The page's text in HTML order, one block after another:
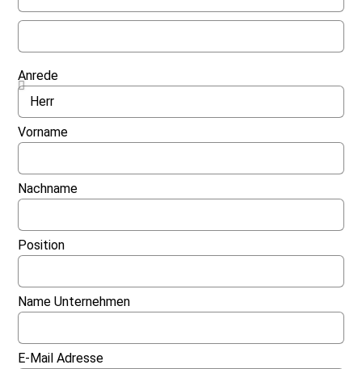
Anrede
Vorname
Nachname
Position
Name Unternehmen
E-Mail Adresse